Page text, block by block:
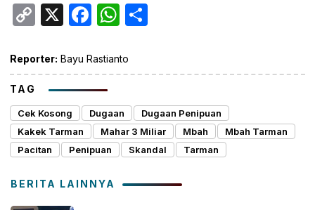
Copy
X Facebook
WhatsApp
Reporter: Bayu Rastianto
TAG
Cek Kosong Dugaan
Dugaan Penipuan
Kakek Tarman
Mahar 3 Miliar Mbah
Mbah Tarman
Pacitan
Penipuan Skandal Tarman
BERITA LAINNYA